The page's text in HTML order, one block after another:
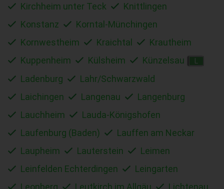
Kirchheim unter Teck
Knittlingen
Konstanz
Korntal-Münchingen
Kornwestheim
Kraichtal
Krautheim
Kuppenheim
Külsheim Künzelsau
Ladenburg
Lahr/Schwarzwald
Laichingen
Langenau
Langenburg
Lauchheim
Lauda-Königshofen
Laufenburg (Baden)
Lauffen am Neckar
Laupheim
Lauterstein
Leimen
Leinfelden Echterdingen
Leingarten
Leonberg
Leutkirch im Allgäu Lichtenau